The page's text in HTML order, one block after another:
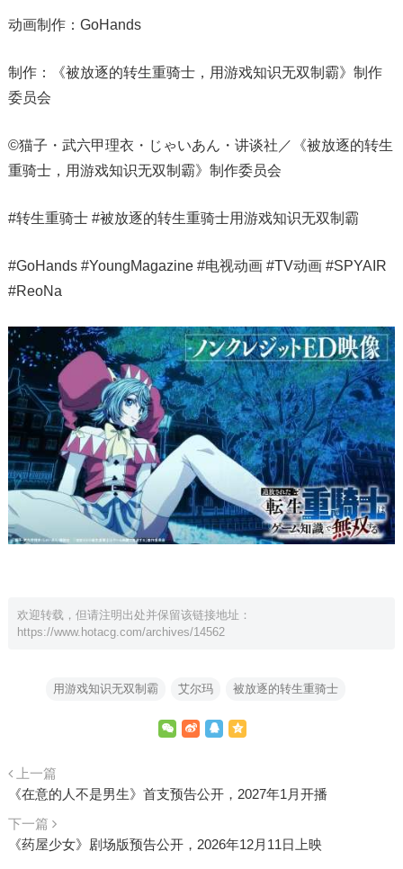
动画制作：GoHands
制作：《被放逐的转生重骑士，用游戏知识无双制霸》制作
委员会
©猫子・武六甲理衣・じゃいあん・讲谈社／《被放逐的转生
重骑士，用游戏知识无双制霸》制作委员会
#转生重骑士 #被放逐的转生重骑士用游戏知识无双制霸
#GoHands #YoungMagazine #电视动画 #TV动画 #SPYAIR
#ReoNa
欢迎转载，但请注明出处并保留该链接地址：
https://www.hotacg.com/archives/14562
用游戏知识无双制霸 艾尔玛 被放逐的转生重骑士
上一篇
《在意的人不是男生》首支预告公开，2027年1月开播
下一篇
《药屋少女》剧场版预告公开，2026年12月11日上映